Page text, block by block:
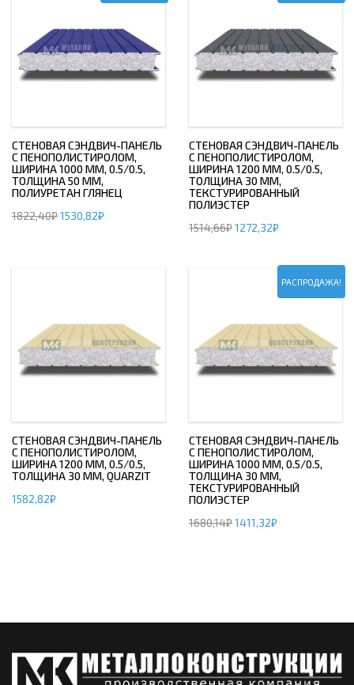
СТЕНОВАЯ СЭНДВИЧ-ПАНЕЛЬ
С ПЕНОПОЛИСТИРОЛОМ,
ШИРИНА 1000 ММ, 0.5/0.5,
ТОЛЩИНА 50 ММ,
ПОЛИУРЕТАН ГЛЯНЕЦ
1822,40₽1530,82₽
СТЕНОВАЯ СЭНДВИЧ-ПАНЕЛЬ
С ПЕНОПОЛИСТИРОЛОМ,
ШИРИНА 1200 ММ, 0.5/0.5,
ТОЛЩИНА 30 ММ,
ТЕКСТУРИРОВАННЫЙ
ПОЛИЭСТЕР
1514,66₽1272,32₽
СТЕНОВАЯ СЭНДВИЧ-ПАНЕЛЬ
С ПЕНОПОЛИСТИРОЛОМ,
ШИРИНА 1200 ММ, 0.5/0.5,
ТОЛЩИНА 30 ММ, QUARZIT
1582,82₽
РАСПРОДАЖА!
СТЕНОВАЯ СЭНДВИЧ-ПАНЕЛЬ
С ПЕНОПОЛИСТИРОЛОМ,
ШИРИНА 1000 ММ, 0.5/0.5,
ТОЛЩИНА 30 ММ,
ТЕКСТУРИРОВАННЫЙ
ПОЛИЭСТЕР
1680,14₽1411,32₽